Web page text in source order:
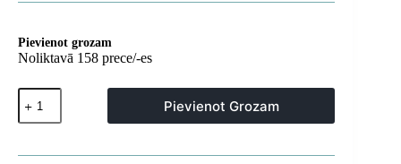
Pievienot grozam
Noliktavā 158 prece/-es
Cepšanas
panna
GN1/1
teflona
Pievienot Grozam